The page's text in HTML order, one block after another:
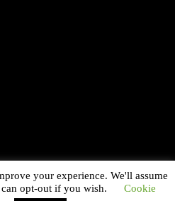
Brusasco
. All Rights
Slocum Studio
your experience. We'll assume
opt-out if you wish.
Cookie